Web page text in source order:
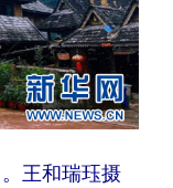
王和瑞珏摄